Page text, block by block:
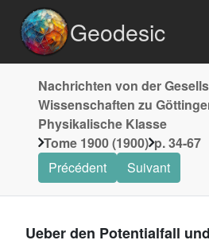
Geodesic
Nachrichten von der
Wissenschaften zu
Physikalische Klasse
Tome 1900 (1900) p. 34-67
Précédent
Suivant
Ueber den Potentialfall